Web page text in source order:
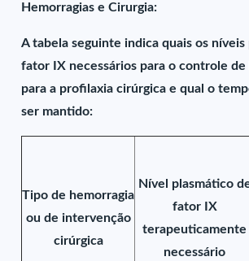
Hemorragias e Cirurgia:
A tabela seguinte indica quais os níveis
fator IX necessários para o controle de
para a profilaxia cirúrgica e qual o
ser mantido:
Tipo de hemorragia
ou de intervenção
cirúrgica
Nível plasmático
fator IX
terapeuticamente
necessário